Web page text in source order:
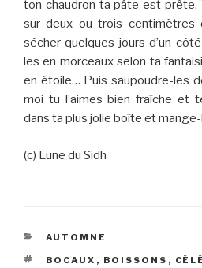
ton chaudron ta pâte est prête.
sur deux ou trois centimètres
sécher quelques jours d’un
les en morceaux selon ta
en étoile… Puis saupoudre-les
moi tu l’aimes bien fraîche et
dans ta plus jolie boîte et
(c) Lune du Sidh
CATÉGORIES
AUTOMNE
ÉTIQUETTES
BOCAUX , BOISSONS ,